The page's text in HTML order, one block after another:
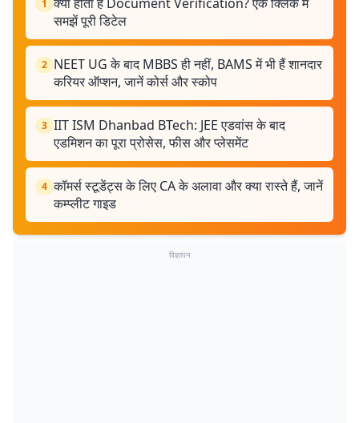
1
समझें पूरी डिटेल
2 NEET UG के बाद MBBS ही नहीं, BAMS में भी हैं शानदार
करियर ऑप्शन, जानें कोर्स और स्कोप
3 IIT ISM Dhanbad BTech: JEE एडवांस के बाद
एडमिशन का पूरा प्रोसेस, फीस और प्लेसमेंट
4 कॉमर्स स्टूडेंट्स के लिए CA के अलावा और क्या रास्ते हैं, जानें
कम्प्लीट गाइड
विज्ञापन